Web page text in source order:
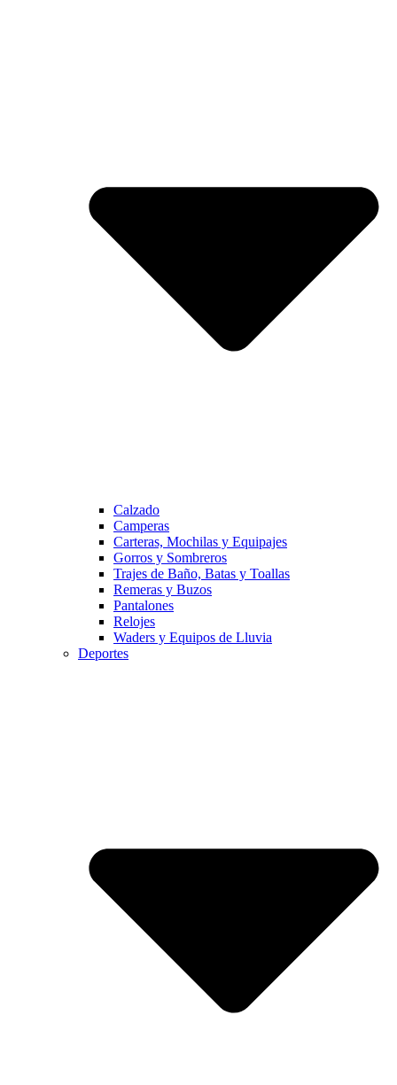
Calzado
Camperas
Carteras, Mochilas y Equipajes
Gorros y Sombreros
Trajes de Baño, Batas y Toallas
Remeras y Buzos
Pantalones
Relojes
Waders y Equipos de Lluvia
Deportes